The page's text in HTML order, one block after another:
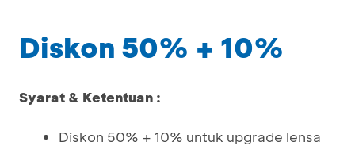
Diskon 50% + 10%
Syarat & Ketentuan :
Diskon 50% + 10% untuk upgrade lensa